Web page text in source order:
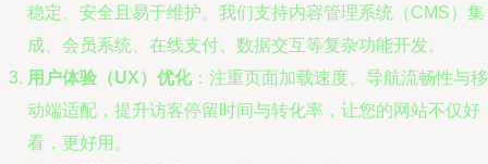
稳定、安全且易于维护。我们支持内容管理系统（CMS）集
成、会员系统、在线支付、数据交互等复杂功能开发。
用户体验（UX）优化：注重页面加载速度、导航流畅性与移
动端适配，提升访客停留时间与转化率，让您的网站不仅好
看，更好用。